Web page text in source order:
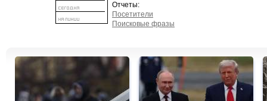
Отчеты:
Посетители
Поисковые фразы